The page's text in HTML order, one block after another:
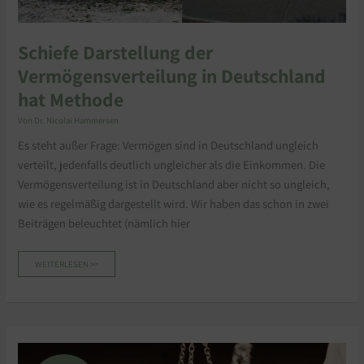
Schiefe Darstellung der
Vermögensverteilung in Deutschland
hat Methode
Von Dr. Nicolai Hammersen
Es steht außer Frage: Vermögen sind in Deutschland ungleich
verteilt, jedenfalls deutlich ungleicher als die Einkommen. Die
Vermögensverteilung ist in Deutschland aber nicht so ungleich,
wie es regelmäßig dargestellt wird. Wir haben das schon in zwei
Beiträgen beleuchtet (nämlich hier
WEITERLESEN >>
VERMÖGENSVERTEILUNG